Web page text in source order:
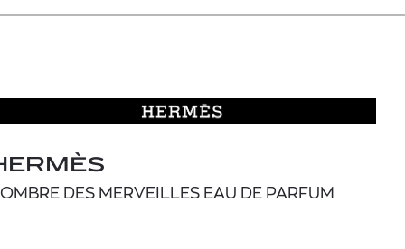
Longchamp Le Pliage
kiehl's avocado eye
Design
DES MERVEILLES EAU DE PARFUM